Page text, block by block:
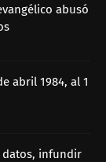
abusó
abril 1984, al 1
datos, infundir